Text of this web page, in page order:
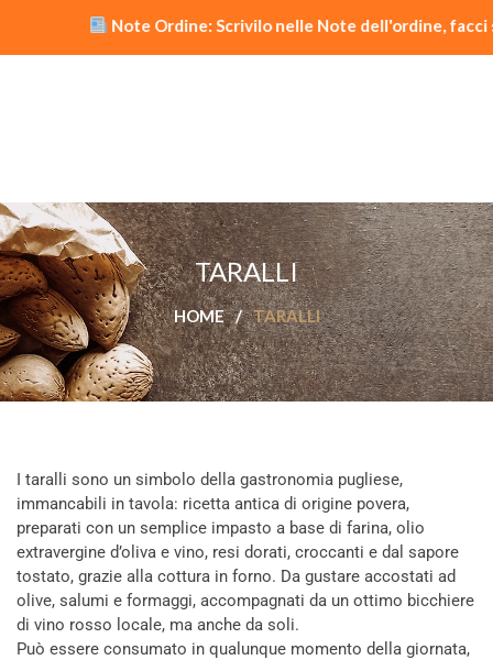
Note Ordine: Scrivilo nelle Note dell'ordine,
TARALLI
HOME / TARALLI
I taralli sono un simbolo della gastronomia pugliese,
immancabili in tavola: ricetta antica di origine povera,
preparati con un semplice impasto a base di farina, olio
extravergine d’oliva e vino, resi dorati, croccanti e dal sapore
tostato, grazie alla cottura in forno. Da gustare accostati ad
olive, salumi e formaggi, accompagnati da un ottimo bicchiere
di vino rosso locale, ma anche da soli.
Può essere consumato in qualunque momento della giornata,